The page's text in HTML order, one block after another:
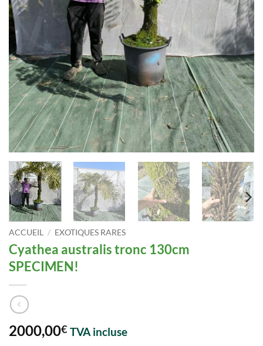
ACCUEIL / EXOTIQUES RARES
Cyathea australis tronc 130cm
SPECIMEN!
2000,00€ TVA incluse